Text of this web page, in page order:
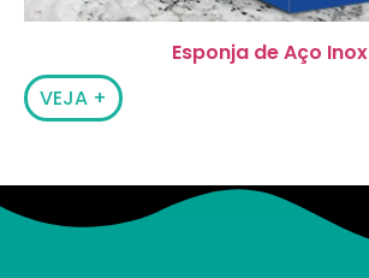
Esponja de Aço Inox
VEJA +